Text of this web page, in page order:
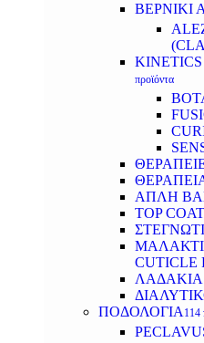
ΒΕΡΝΙΚΙ
προϊόντα
ΑΠΛΗ
TOP COAT
CUTICLE
ΠΟΔΟΛΟΓΙΑ 114